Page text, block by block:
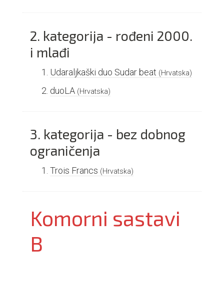
2. kategorija - rođeni 2000.
i mlađi
Udaraljkaški duo Sudar beat (Hrvatska)
duoLA (Hrvatska)
3. kategorija - bez dobnog
ograničenja
Trois Francs (Hrvatska)
Komorni sastavi
B